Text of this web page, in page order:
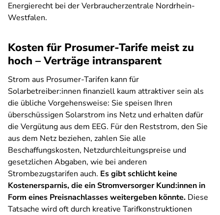
Energierecht bei der Verbraucherzentrale Nordrhein-
Westfalen.
Kosten für Prosumer-Tarife meist zu
hoch – Verträge intransparent
Strom aus Prosumer-Tarifen kann für
Solarbetreiber:innen finanziell kaum attraktiver sein als
die übliche Vorgehensweise: Sie speisen Ihren
überschüssigen Solarstrom ins Netz und erhalten dafür
die Vergütung aus dem EEG. Für den Reststrom, den Sie
aus dem Netz beziehen, zahlen Sie alle
Beschaffungskosten, Netzdurchleitungspreise und
gesetzlichen Abgaben, wie bei anderen
Strombezugstarifen auch. Es gibt schlicht keine
Kostenersparnis, die ein Stromversorger Kund:innen in
Form eines Preisnachlasses weitergeben könnte. Diese
Tatsache wird oft durch kreative Tarifkonstruktionen